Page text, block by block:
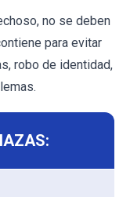
no se deben
para evitar
robo de identidad,